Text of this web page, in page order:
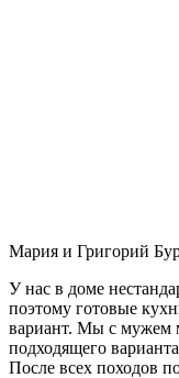
Мария и Григорий
У нас в доме
поэтому готовые
вариант. Мы с мужем
подходящего
После всех походов